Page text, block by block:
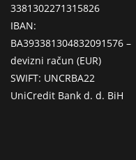
3381302271315826
IBAN:
BA393381304832091576 –
devizni račun (EUR)
SWIFT: UNCRBA22
UniCredit Bank d. d. BiH